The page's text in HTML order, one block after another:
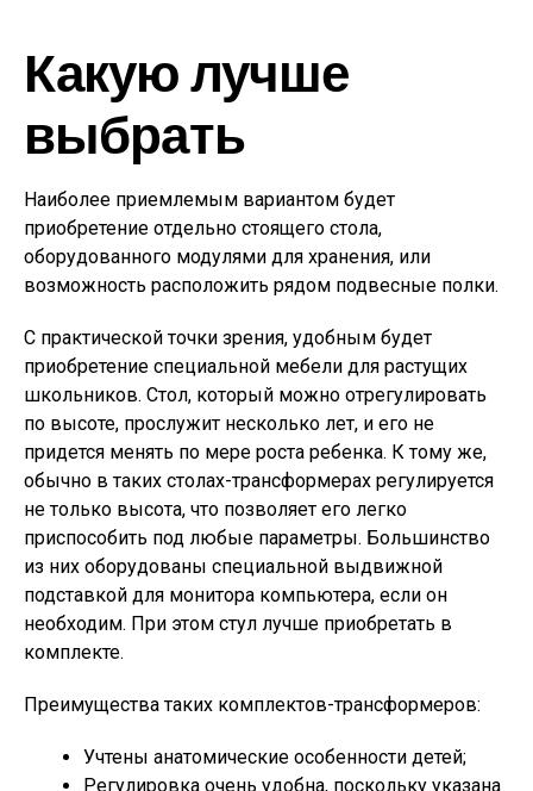
Какую лучше
выбрать
Наиболее приемлемым вариантом будет
приобретение отдельно стоящего стола,
оборудованного модулями для хранения, или
возможность расположить рядом подвесные полки.
С практической точки зрения, удобным будет
приобретение специальной мебели для растущих
школьников. Стол, который можно отрегулировать
по высоте, прослужит несколько лет, и его не
придется менять по мере роста ребенка. К тому же,
обычно в таких столах-трансформерах регулируется
не только высота, что позволяет его легко
приспособить под любые параметры. Большинство
из них оборудованы специальной выдвижной
подставкой для монитора компьютера, если он
необходим. При этом стул лучше приобретать в
комплекте.
Преимущества таких комплектов-трансформеров:
Учтены анатомические особенности детей;
Регулировка очень удобна, поскольку указана